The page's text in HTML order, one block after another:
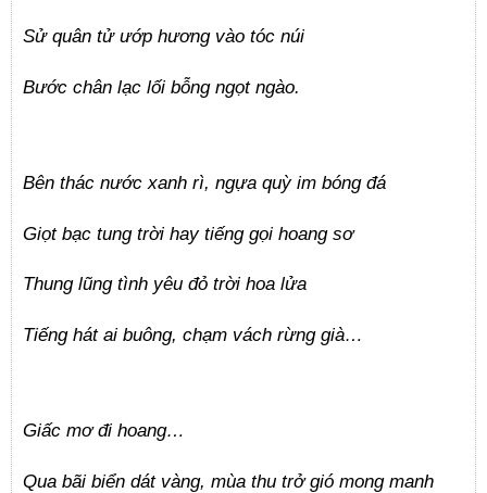
Sử quân tử ướp hương vào tóc núi
Bước chân lạc lối bỗng ngọt ngào.
Bên thác nước xanh rì, ngựa quỳ im bóng đá
Giọt bạc tung trời hay tiếng gọi hoang sơ
Thung lũng tình yêu đỏ trời hoa lửa
Tiếng hát ai buông, chạm vách rừng già…
Giấc mơ đi hoang…
Qua bãi biển dát vàng, mùa thu trở gió mong manh